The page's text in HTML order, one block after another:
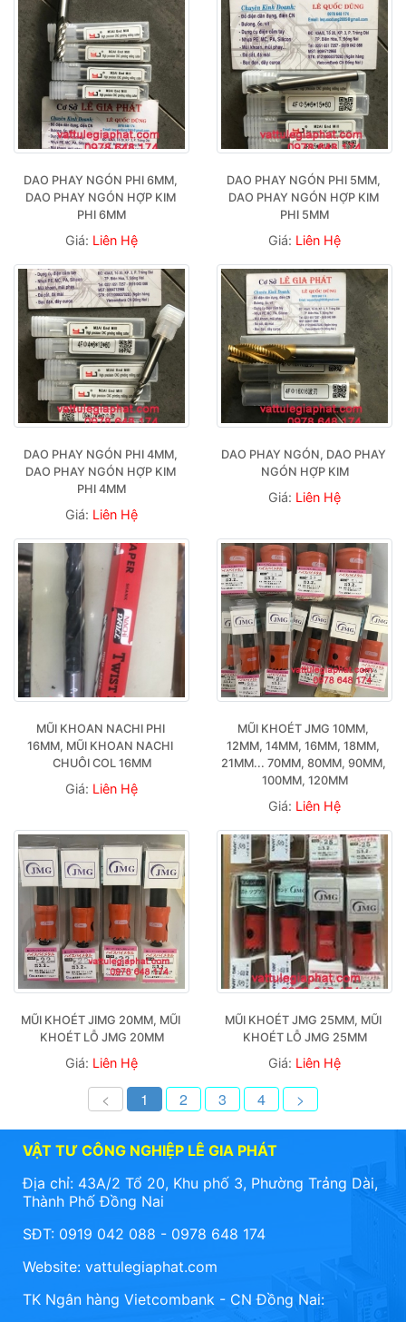
DAO PHAY NGÓN PHI 6MM,
DAO PHAY NGÓN HỢP KIM
PHI 6MM
Giá: Liên Hệ
DAO PHAY NGÓN PHI 5MM,
DAO PHAY NGÓN HỢP KIM
PHI 5MM
Giá: Liên Hệ
DAO PHAY NGÓN PHI 4MM,
DAO PHAY NGÓN HỢP KIM
PHI 4MM
Giá: Liên Hệ
DAO PHAY NGÓN, DAO PHAY
NGÓN HỢP KIM
Giá: Liên Hệ
MŨI KHOAN NACHI PHI
16MM, MŨI KHOAN NACHI
CHUÔI COL 16MM
Giá: Liên Hệ
MŨI KHOÉT JMG 10MM,
12MM, 14MM, 16MM, 18MM,
21MM... 70MM, 80MM, 90MM,
100MM, 120MM
Giá: Liên Hệ
MŨI KHOÉT JIMG 20MM, MŨI
KHOÉT LỖ JMG 20MM
Giá: Liên Hệ
MŨI KHOÉT JMG 25MM, MŨI
KHOÉT LỖ JMG 25MM
Giá: Liên Hệ
< 1 2 3 4 >
VẬT TƯ CÔNG NGHIỆP LÊ GIA PHÁT
Địa chỉ: 43A/2 Tổ 20, Khu phố 3, Phường Trảng Dài,
Thành Phố Đồng Nai
SĐT: 0919 042 088 - 0978 648 174
Website: vattulegiaphat.com
TK Ngân hàng Vietcombank - CN Đồng Nai: